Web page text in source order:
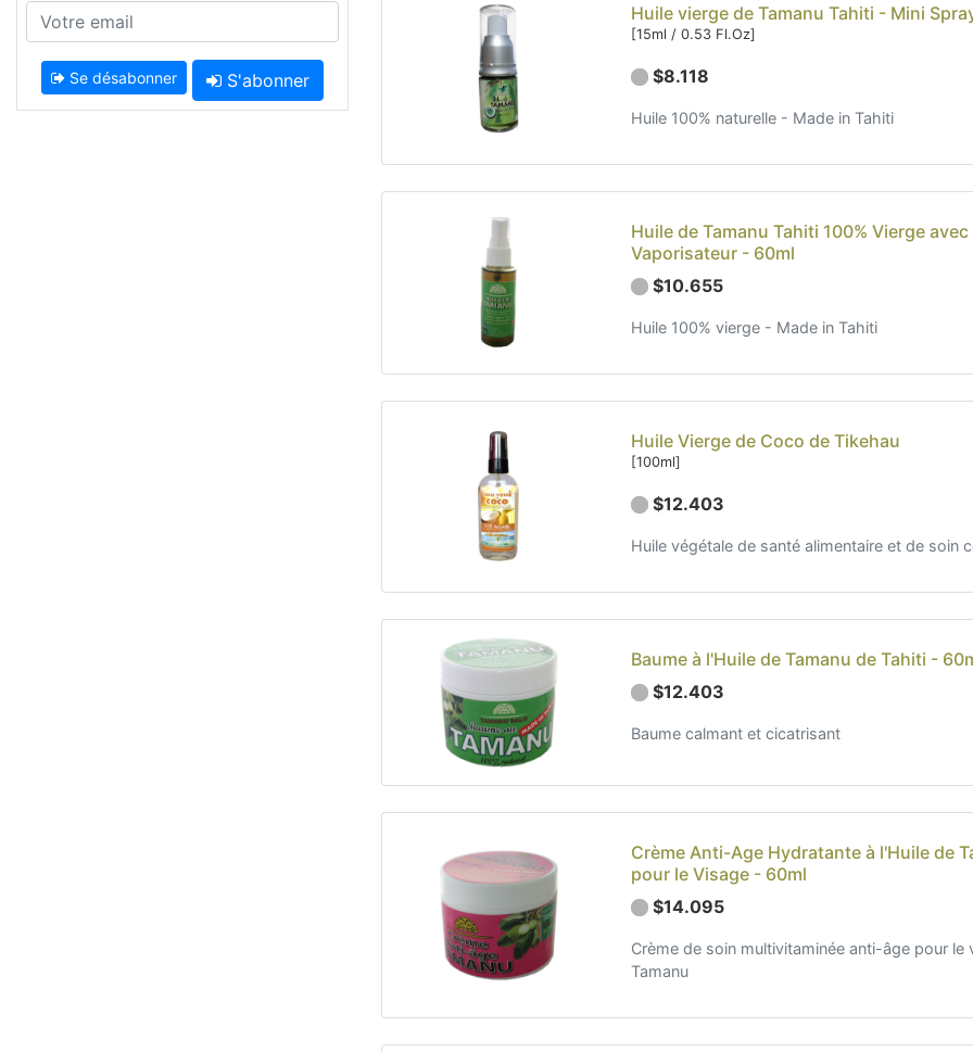
Huile vierge de Tamanu Tahiti - Mini
[15ml / 0.53 Fl.Oz]
$8.118
Huile 100% naturelle - Made in Tahiti
Huile de Tamanu Tahiti 100% Vierge avec
Vaporisateur - 60ml
$10.655
Huile 100% vierge - Made in Tahiti
Huile Vierge de Coco de Tikehau
[100ml]
$12.403
Huile végétale de santé alimentaire et de soin
Baume à l'Huile de Tamanu de Tahiti -
$12.403
Baume calmant et cicatrisant
Crème Anti-Age Hydratante à l'Huile de
pour le Visage - 60ml
$14.095
Crème de soin multivitaminée anti-âge pour le
Tamanu
Se désabonner S'abonner